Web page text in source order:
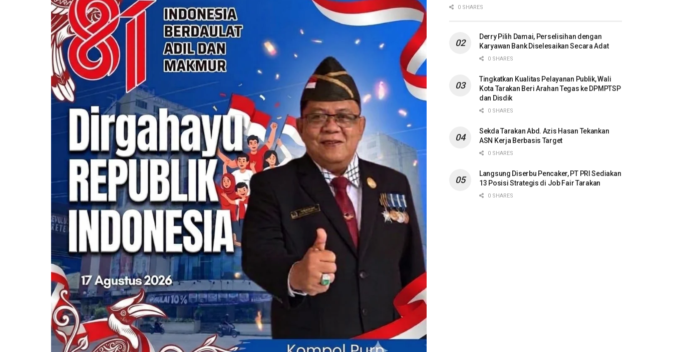
0 SHARES
Derry Pilih Damai, Perselisihan dengan
Karyawan Bank Diselesaikan Secara Adat
0 SHARES
Tingkatkan Kualitas Pelayanan Publik, Wali
Kota Tarakan Beri Arahan Tegas ke DPMPTSP
dan Disdik
0 SHARES
Sekda Tarakan Abd. Azis Hasan Tekankan
ASN Kerja Berbasis Target
0 SHARES
Langsung Diserbu Pencaker, PT PRI Sediakan
13 Posisi Strategis di Job Fair Tarakan
0 SHARES